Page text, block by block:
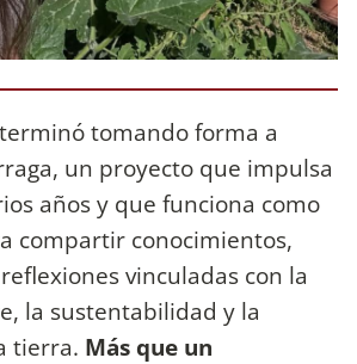
tomando forma a
un proyecto que impulsa
años y que funciona como
compartir conocimientos,
vinculadas con la
la sustentabilidad y la
tierra. Más que un